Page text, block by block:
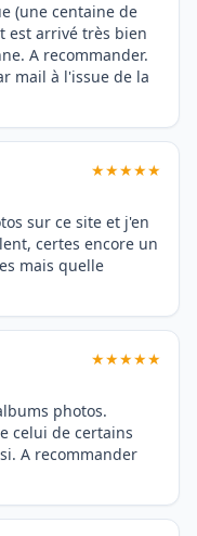
(une centaine de
est arrivé très bien
A recommander.
mail à l'issue de la
★★★★★
sur ce site et j'en
certes encore un
mais quelle
★★★★★
photos.
celui de certains
A recommander